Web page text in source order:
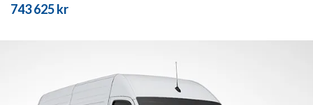
743 625 kr